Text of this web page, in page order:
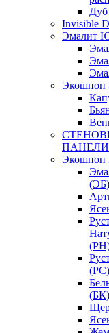
Invisible
Эмалит
ПАНЕЛИ
Экошпон
(ЭБ)
(РС)
(БК)